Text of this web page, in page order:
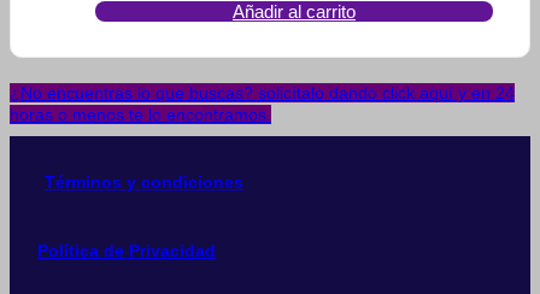
Añadir al carrito
¿No encuentras lo que buscas? solicítalo dando click aquí y en 24
horas o menos te lo encontramos.
Términos y condiciones
Política de Privacidad